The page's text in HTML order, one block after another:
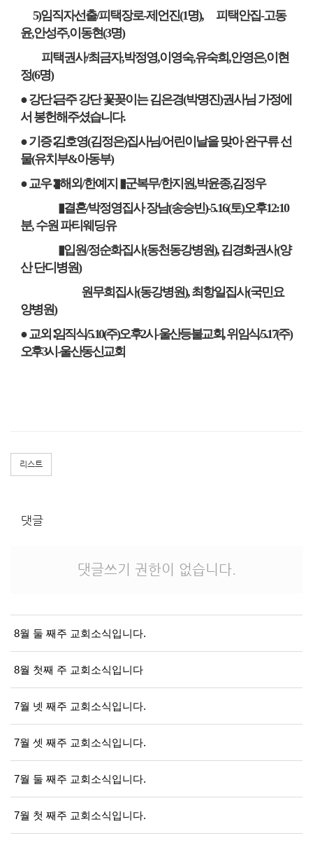
5)임직자선출/피택장로-제언진(1명), 피택안집-고동
윤,안성주,이동현(3명)
피택권사/최금자,박정영,이영숙,유숙희,안영은,이현
정(6명)
● 강단∶금주 강단 꽃꽂이는 김은경(박명진)권사님 가정에
서 봉헌해주셨습니다.
● 기증∶김호영(김정은)집사님/어린이날을 맞아 완구류 선
물(유치부&아동부)
● 교우∶▮해외/한예지 ▮군복무/한지원,박윤종,김정우
▮결혼/박정영집사 장남(송승빈)-5.16(토)오후12:10
분,수원 파티웨딩유
▮입원/정순화집사(동천동강병원),김경화권사(양
산 단디병원)
원무희집사(동강병원),최항일집사(국민요
양병원)
● 교외 ∶임직식/5.10(주)오후2시 -울산등불교회,위임식/5.17(주)
오후3시 -울산동신교회
리스트
댓글
댓글쓰기 권한이 없습니다.
8월 둘 째주 교회소식입니다.
8월 첫째 주 교회소식입니다
7월 넷 째주 교회소식입니다.
7월 셋 째주 교회소식입니다.
7월 둘 째주 교회소식입니다.
7월 첫 째주 교회소식입니다.